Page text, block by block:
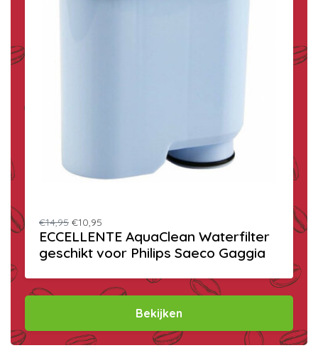
€14,95 €10,95
ECCELLENTE AquaClean Waterfilter
geschikt voor Philips Saeco Gaggia
Bekijken